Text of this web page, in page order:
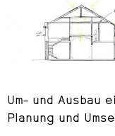
Um- und Ausbau
Planung und